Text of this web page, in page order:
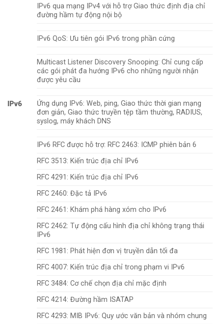
IPv6
IPv6 qua mạng IPv4 với hỗ trợ Giao thức định địa chỉ
đường hầm tự động nội bộ
IPv6 QoS: Ưu tiên gói IPv6 trong phần cứng
Multicast Listener Discovery Snooping: Chỉ cung cấp
các gói phát đa hướng IPv6 cho những người nhận
được yêu cầu
Ứng dụng IPv6: Web, ping, Giao thức thời gian mạng
đơn giản, Giao thức truyền tệp tầm thường, RADIUS,
syslog, máy khách DNS
IPv6 RFC được hỗ trợ: RFC 2463: ICMP phiên bản 6
RFC 3513: Kiến trúc địa chỉ IPv6
RFC 4291: Kiến trúc địa chỉ IPv6
RFC 2460: Đặc tả IPv6
RFC 2461: Khám phá hàng xóm cho IPv6
RFC 2462: Tự động cấu hình địa chỉ không trạng thái
IPv6
RFC 1981: Phát hiện đơn vị truyền dẫn tối đa
RFC 4007: Kiến trúc địa chỉ trong phạm vi IPv6
RFC 3484: Cơ chế chọn địa chỉ mặc định
RFC 4214: Đường hầm ISATAP
RFC 4293: MIB IPv6: Quy ước văn bản và nhóm chung